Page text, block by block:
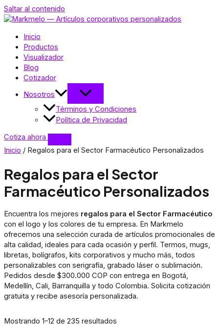
Saltar al contenido
Inicio
Productos
Visualizador
Blog
Cotizador
Nosotros
Términos y Condiciones
Política de Privacidad
Cotiza ahora
Inicio / Regalos para el Sector Farmacéutico Personalizados
Regalos para el Sector
Farmacéutico Personalizados
Encuentra los mejores regalos para el Sector Farmacéutico
con el logo y los colores de tu empresa. En Markmelo
ofrecemos una selección curada de artículos promocionales de
alta calidad, ideales para cada ocasión y perfil. Termos, mugs,
libretas, bolígrafos, kits corporativos y mucho más, todos
personalizables con serigrafía, grabado láser o sublimación.
Pedidos desde $300.000 COP con entrega en Bogotá,
Medellín, Cali, Barranquilla y todo Colombia. Solicita cotización
gratuita y recibe asesoría personalizada.
Mostrando 1–12 de 235 resultados